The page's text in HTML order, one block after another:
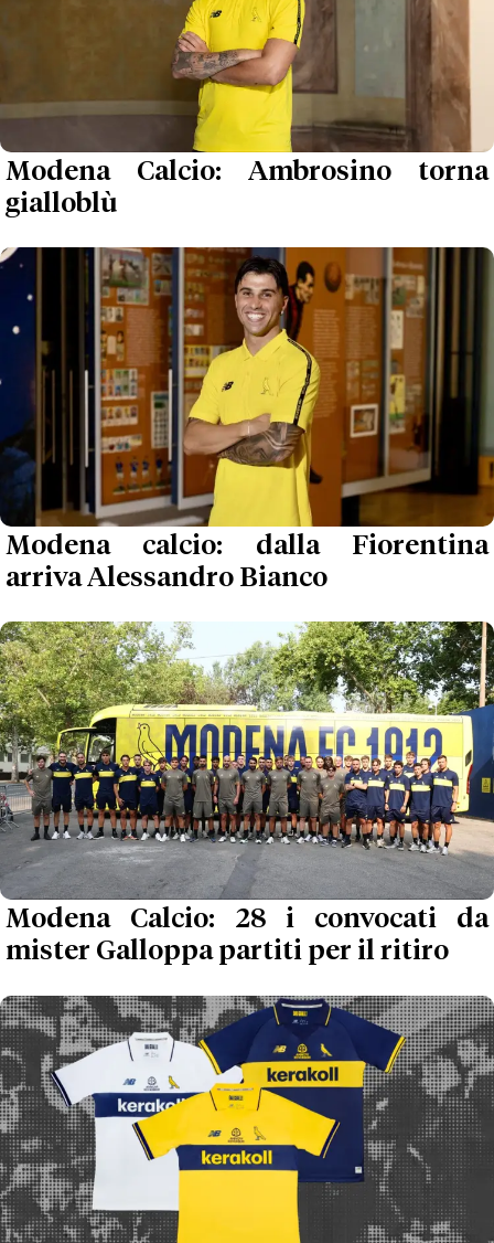
Modena Calcio: Ambrosino torna
gialloblù
Modena calcio: dalla Fiorentina
arriva Alessandro Bianco
Modena Calcio: 28 i convocati da
mister Galloppa partiti per il ritiro